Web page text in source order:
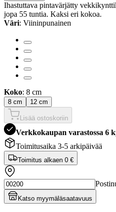
Ihastuttava pintavärjätty
jopa 55 tuntia. Kaksi eri kokoa.
Väri: Viininpunainen
Koko: 8 cm
8 cm 12 cm
Lisää ostoskoriin
Verkkokaupan varastossa 6
Toimitusaika 3-5 arkipäivää
Toimitus alkaen 0 €
Katso myymäläsaatavuus